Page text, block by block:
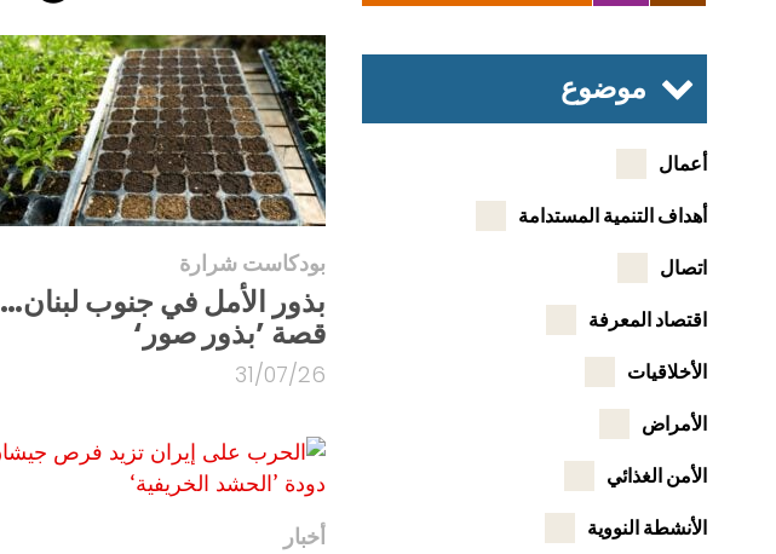
بودكاست شرارة
بذور الأمل في جنوب لبنان…
قصة ’بذور صور‘
31/07/26
أخبار
موضوع
أعمال
أهداف التنمية المستدامة
اتصال
اقتصاد المعرفة
الأخلاقيات
الأمراض
الأمن الغذائي
الأنشطة النووية